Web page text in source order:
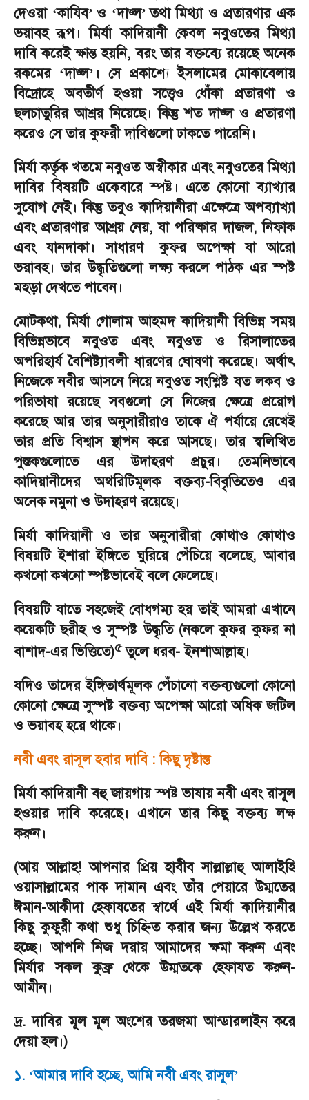
দেওয়া ‘কাযিব’ ও ‘দাজ্ল’ তথা মিথ্যা ও প্রতারণার এক
ভয়াবহ রূপ। মির্যা কাদিয়ানী কেবল নবুওতের মিথ্যা
দাবি করেই ক্ষান্ত হয়নি,বরং তার বক্তব্যে রয়েছে অনেক
রকমের ‘দাজ্ল’ ।সে প্রকাশ্যে ইসলামের মোকাবেলায়
বিদ্রোহে অবতীর্ণ হওয়া সত্ত্বেও ধোঁকা প্রতারণা ও
ছলচাতুরির আশ্রয় নিয়েছে। কিন্তু শত দাজ্ল ও প্রতারণা
করেও সে তার কুফরী দাবিগুলো ঢাকতে পারেনি।
মির্যা কর্তৃক খতমে নবুওত অস্বীকার এবং নবুওতের মিথ্যা
দাবির বিষয়টি একেবারে স্পষ্ট। এতে কোনো ব্যাখ্যার
সুযোগ নেই। কিন্তু তবুও কাদিয়ানীরা এক্ষেত্রে অপব্যাখ্যা
এবং প্রতারণার আশ্রয় নেয়,যা পরিষ্কার দাজল,নিফাক
এবং যানদাকা। সাধারণ
কুফর অপেক্ষা যা আরো
ভয়াবহ। তার উদ্ধৃতিগুলো লক্ষ্য করলে পাঠক এর স্পষ্ট
মহড়া দেখতে পাবেন।
মোটকথা,মির্যা গোলাম আহমদ কাদিয়ানী বিভিন্ন সময়
বিভিন্নভাবে নবুওত এবং নবুওত ও রিসালাতের
অপরিহার্য বৈশিষ্ট্যাবলী ধারণের ঘোষণা করেছে। অর্থাৎ
নিজেকে নবীর আসনে নিয়ে নবুওত সংশ্লিষ্ট যত লকব ও
পরিভাষা রয়েছে সবগুলো সে নিজের ক্ষেত্রে প্রয়োগ
করেছে আর তার অনুসারীরাও তাকে ঐ পর্যায়ে রেখেই
তার প্রতি বিশ্বাস স্থাপন করে আসছে। তার স্বলিখিত
পুস্তকগুলোতে এর উদাহরণ প্রচুর। তেমনিভাবে
কাদিয়ানীদের অথরিটিমূলক বক্তব্য-বিবৃতিতেও এর
অনেক নমুনা ও উদাহরণ রয়েছে।
মির্যা কাদিয়ানী ও তার অনুসারীরা কোথাও কোথাও
বিষয়টি ইশারা ইঙ্গিতে ঘুরিয়ে পেঁচিয়ে বলেছে,আবার
কখনো কখনো স্পষ্টভাবেই বলে ফেলেছে।
বিষয়টি যাতে সহজেই বোধগম্য হয় তাই আমরা এখানে
কয়েকটি ছরীহ ও সুস্পষ্ট উদ্ধৃতি (নকলে কুফর কুফর না
বাশাদ-এর ভিত্তিতে)৫তুলে ধরব-ইনশাআল্লাহ।
যদিও তাদের ইঙ্গিতার্থমূলক পেঁচানো বক্তব্যগুলো কোনো
কোনো ক্ষেত্রে সুস্পষ্ট বক্তব্য অপেক্ষা আরো অধিক জটিল
ও ভয়াবহ হয়ে থাকে।
নবী এবং রাসূল হবার দাবি : কিছু দৃষ্টান্ত
মির্যা কাদিয়ানী বহু জায়গায় স্পষ্ট ভাষায় নবী এবং রাসূল
হওয়ার দাবি করেছে। এখানে তার কিছু বক্তব্য লক্ষ
করুন।
(আয় আল্লাহ! আপনার প্রিয় হাবীব সাল্লাল্লাহু আলাইহি
ওয়াসাল্লামের পাক দামান এবং তাঁর পেয়ারে উম্মতের
ঈমান-আকীদা হেফাযতের স্বার্থে এই মির্যা কাদিয়ানীর
কিছু কুফুরী কথা শুধু চিহ্নিত করার জন্য উল্লেখ করতে
হচ্ছে। আপনি নিজ দয়ায় আমাদের ক্ষমা করুন এবং
মির্যার সকল কুফ্র থেকে উম্মতকে হেফাযত করুন-
আমীন।
দ্র. দাবির মূল মূল অংশের তরজমা আন্ডারলাইন করে
দেয়া হল।)
১. ‘আমার দাবি হচ্ছে,আমি নবী এবং রাসূল’